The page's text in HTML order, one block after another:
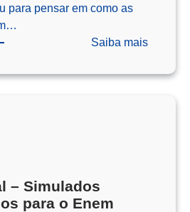
para pensar em como as
Saiba mais:
das
– Simulados
para o Enem